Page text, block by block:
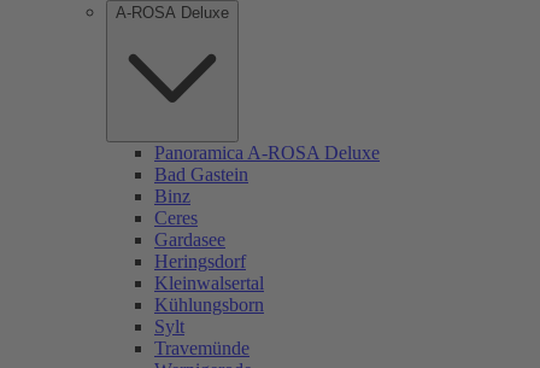
A-ROSA Deluxe
Panoramica A-ROSA Deluxe
Bad Gastein
Binz
Ceres
Gardasee
Heringsdorf
Kleinwalsertal
Kühlungsborn
Sylt
Travemünde